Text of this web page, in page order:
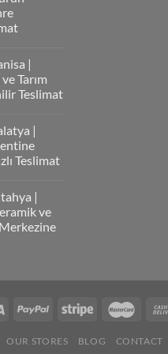
|
Tarım
Teslimat
|
Teslimat
|
ve
OUR STORES BLOG CONTACT